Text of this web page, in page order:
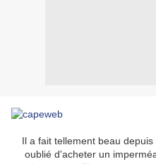
Il a fait tellement beau
oublié d'acheter un